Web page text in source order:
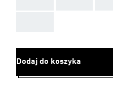
Dodaj do koszyka